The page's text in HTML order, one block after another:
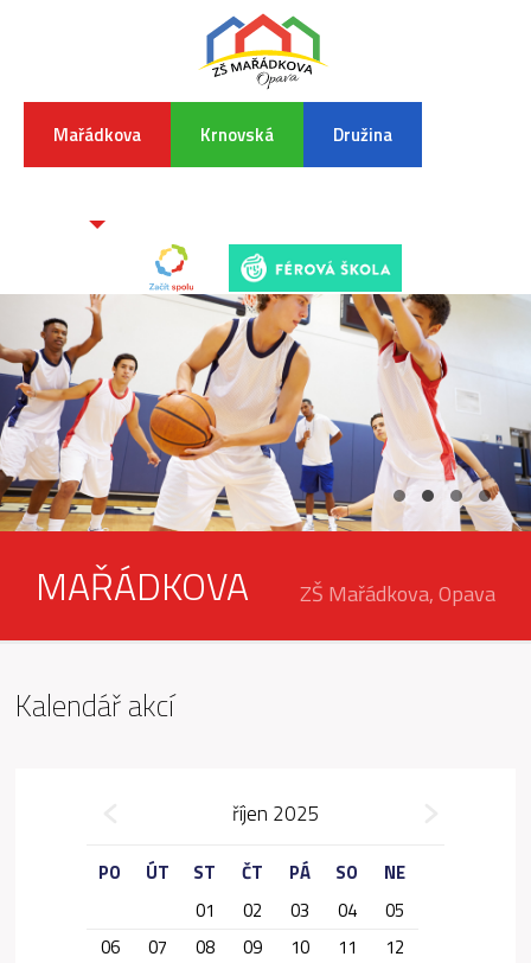
Mařádkova Krnovská Družina
MAŘÁDKOVA ZŠ Mařádkova, Opava
Kalendář akcí
říjen 2025
PO ÚT ST ČT PÁ SO
NE
01
02 03 04
05
06
07 08 09 10 11
12